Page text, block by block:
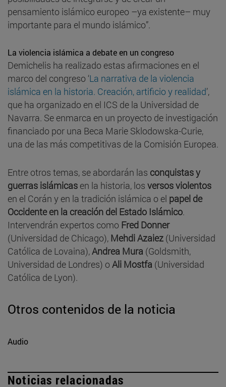
pensamiento islámico europeo –ya existente– muy
importante para el mundo islámico”.
La violencia islámica a debate en un congreso
Demichelis ha realizado estas afirmaciones en el
marco del congreso ‘La narrativa de la violencia
islámica en la historia. Creación, artificio y realidad’,
que ha organizado en el ICS de la Universidad de
Navarra. Se enmarca en un proyecto de investigación
financiado por una Beca Marie Sklodowska-Curie,
una de las más competitivas de la Comisión Europea.
Entre otros temas, se abordarán las conquistas y
guerras islámicas en la historia, los versos violentos
en el Corán y en la tradición islámica o el papel de
Occidente en la creación del Estado Islámico.
Intervendrán expertos como Fred Donner
(Universidad de Chicago), Mehdi Azaiez (Universidad
Católica de Lovaina),Andrea Mura (Goldsmith,
Universidad de Londres) o Ali Mostfa (Universidad
Católica de Lyon).
Otros contenidos de la noticia
Audio
Noticias relacionadas